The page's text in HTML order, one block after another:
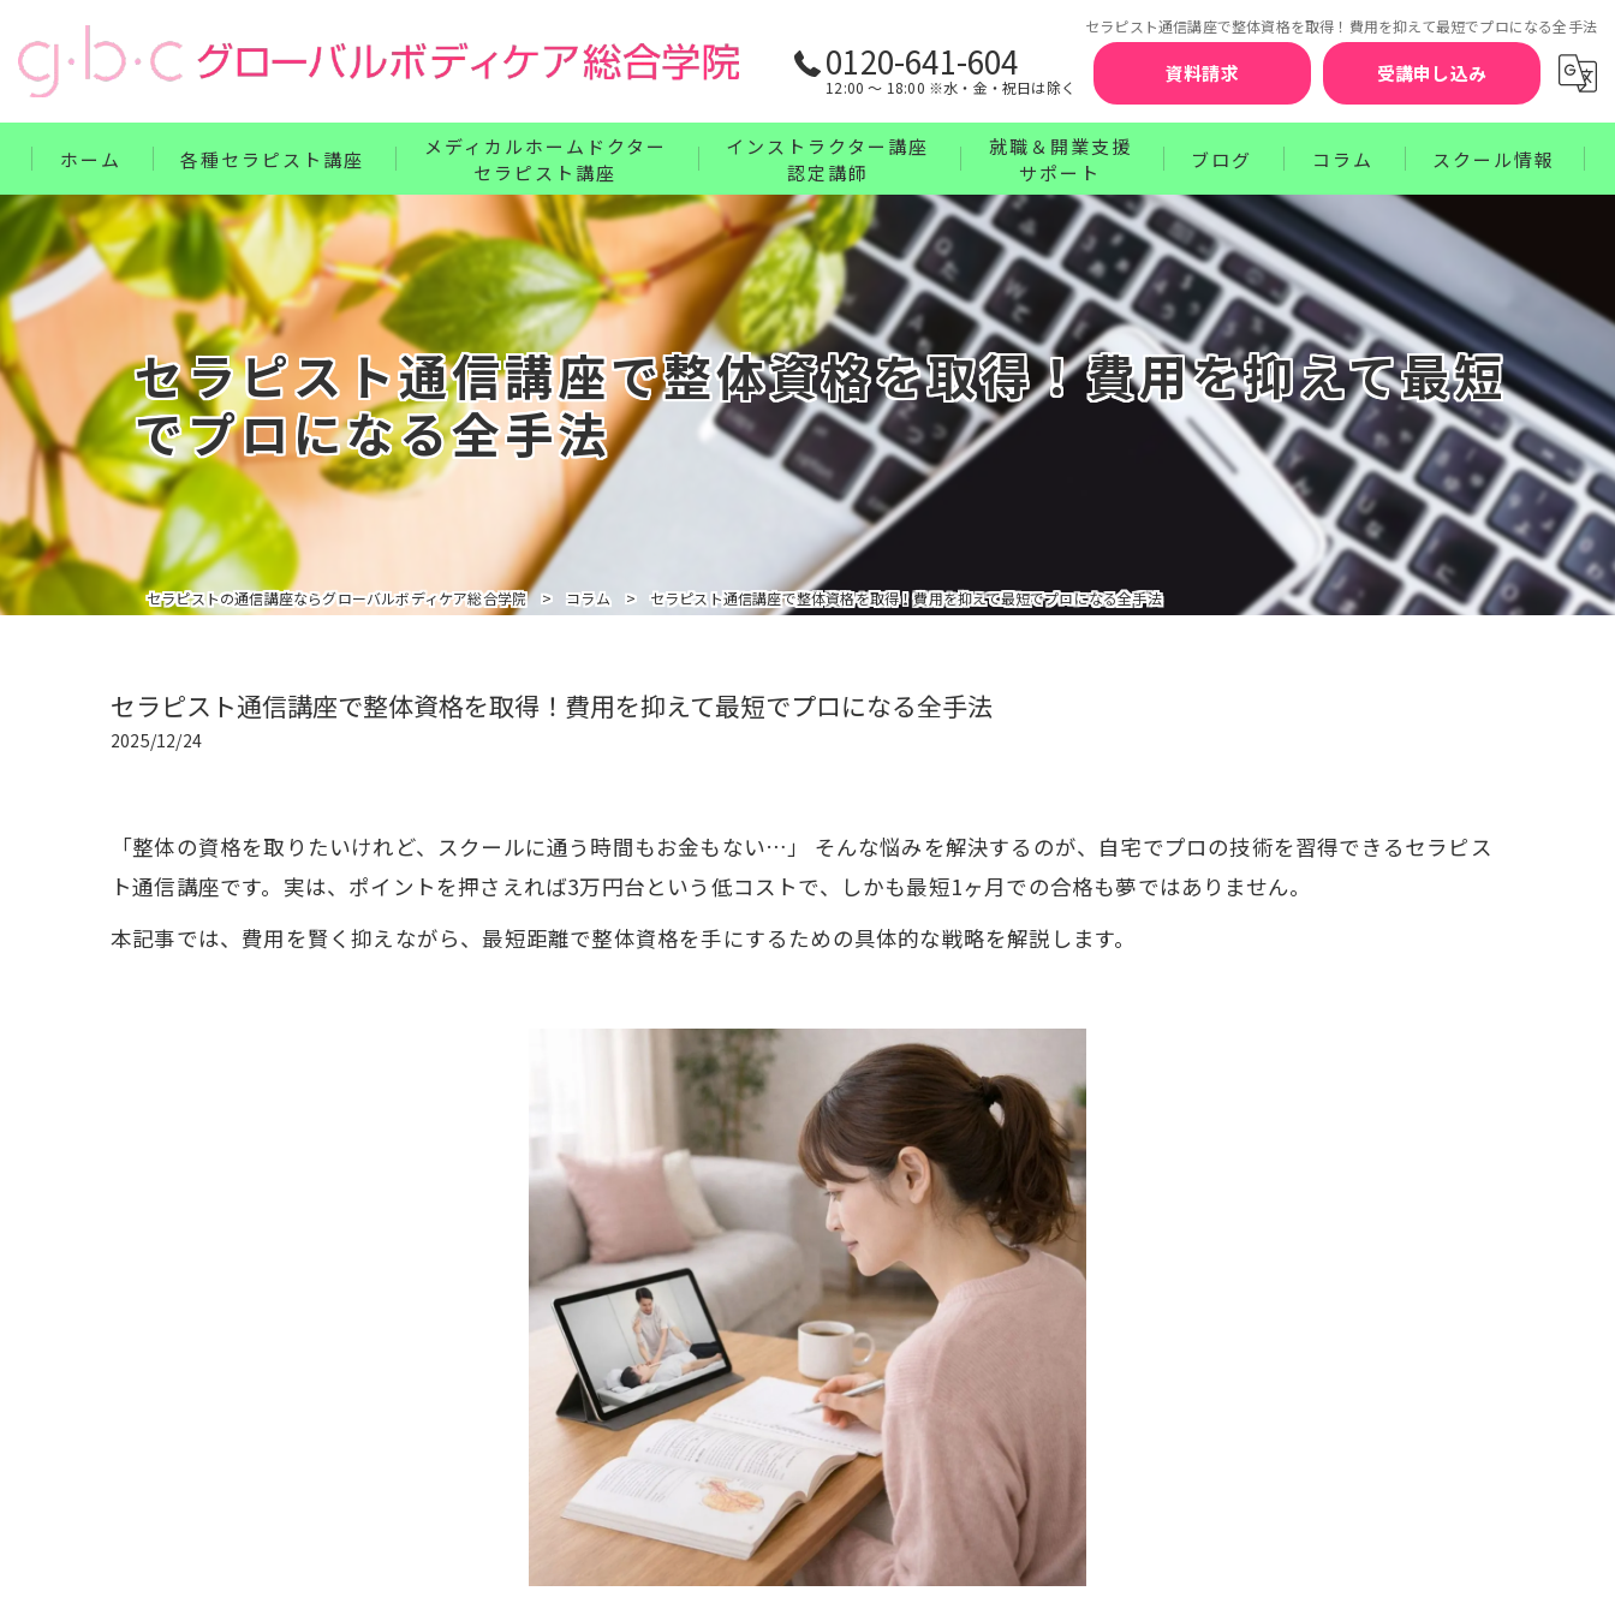
セラピスト通信講座で整体資格を取得！費用を抑えて最短でプロになる全手法
0120-641-604
12:00 〜 18:00 ※水・金・祝日は除く
資料請求 受講申し込み
ホーム 各種セラピスト講座
リンパ・ボディケア整体コース
フェイス・ヘッド・耳つぼコース
ハンドコース
フットコース
ベビー・腸もみコース
セット講座
メディカルホームドクター
セラピスト講座
セット講座
ホームドクター講座について
インストラクター講座
認定講師
リンパ・ボディケア・整体・腸もみインストラクターコース
フェイス・ヘッド・耳つぼインストラクターコース
ハンドインストラクターコース
フットインストラクターコース
まとめてお得なインストラクターセットコース
インストラクター講座について
インストラクターを追加受講の方はこちら
就職＆開業支援
サポート
業界最強のサポート
充実の教育プログラム
ブログ
お知らせ
ワンポイントレッスン
コラム スクール情報
セラピスト賠償責任補償制度
講師紹介
受講前の不安を解消するQ&A
お申込みから資格取得までのステップ
受講生の声
卒業生の声
受講料のお支払方法
W資格と就職サポート
セラピスト通信講座で整体資格を取得！費用を抑えて最短
でプロになる全手法
セラピストの通信講座ならグローバルボディケア総合学院 コラム セラピスト通信講座で整体資格を取得！費用を抑えて最短でプロになる全手法
セラピスト通信講座で整体資格を取得！費用を抑えて最短でプロになる全手法
2025/12/24
「整体の資格を取りたいけれど、スクールに通う時間もお金もない…」 そんな悩みを解決するのが、自宅でプロの技術を習得できるセラピス
ト通信講座です。実は、ポイントを押さえれば3万円台という低コストで、しかも最短1ヶ月での合格も夢ではありません。
本記事では、費用を賢く抑えながら、最短距離で整体資格を手にするための具体的な戦略を解説します。